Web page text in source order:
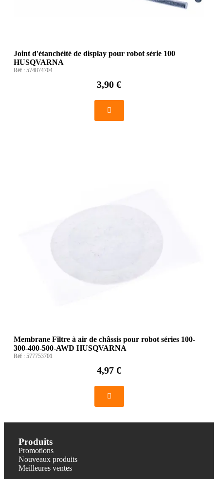
Joint d'étanchéité de display pour robot série 100
HUSQVARNA
Réf : 574874704
3,90 €
Membrane Filtre à air de châssis pour robot séries 100-
300-400-500-AWD HUSQVARNA
Réf : 577753701
4,97 €
Produits
Promotions
Nouveaux produits
Meilleures ventes